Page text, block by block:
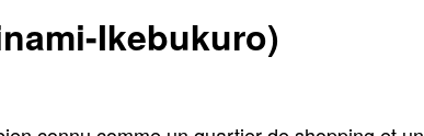
Ikebukuro)